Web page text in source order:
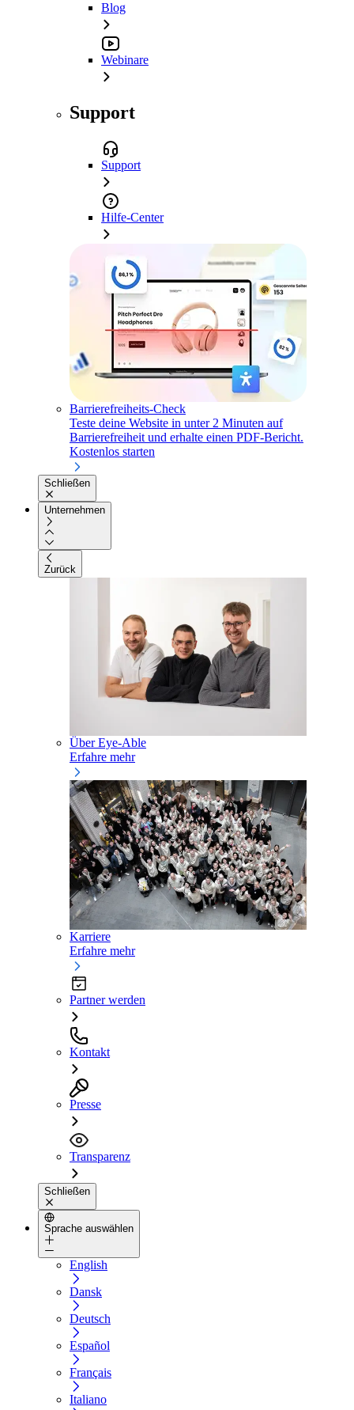
Blog
Webinare
Support
Support
Hilfe-Center
Barrierefreiheits-Check
Teste deine Website in unter 2 Minuten auf
Barrierefreiheit und erhalte einen PDF-Bericht.
Kostenlos starten
Schließen
Unternehmen
Zurück
Über Eye-Able
Erfahre mehr
Karriere
Erfahre mehr
Partner werden
Kontakt
Presse
Transparenz
Schließen
Sprache auswählen
English
Dansk
Deutsch
Español
Français
Italiano